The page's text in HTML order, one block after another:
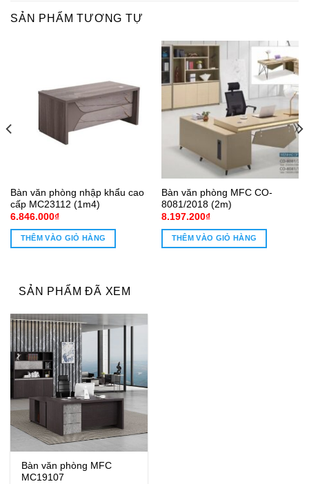
SẢN PHẨM TƯƠNG TỰ
Bàn văn phòng nhập khẩu cao
cấp MC23112 (1m4)
6.846.000₫
THÊM VÀO GIỎ HÀNG
Bàn văn phòng MFC CO-
8081/2018 (2m)
8.197.200₫
THÊM VÀO GIỎ HÀNG
SẢN PHẨM ĐÃ XEM
Bàn văn phòng MFC
MC19107